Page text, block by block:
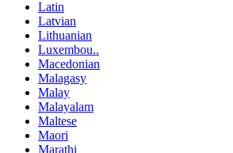
Latin
Latvian
Lithuanian
Luxembou..
Macedonian
Malagasy
Malay
Malayalam
Maltese
Maori
Marathi